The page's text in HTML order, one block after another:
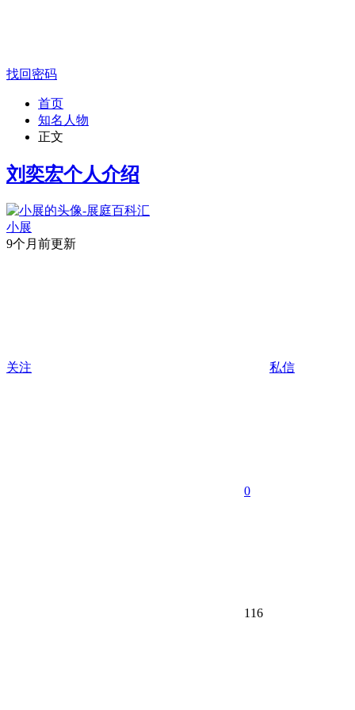
找回密码
首页
知名人物
正文
刘奕宏个人介绍
小展
9个月前更新
关注 私信
0
116